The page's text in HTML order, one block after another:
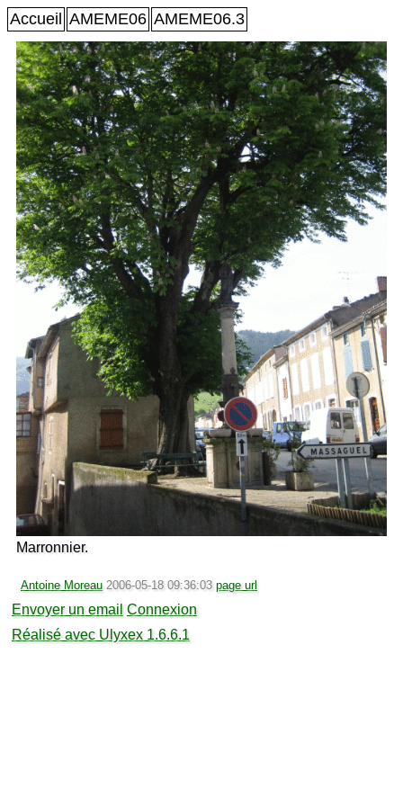
Accueil AMEME06 AMEME06.3
Marronnier.
Antoine Moreau 2006-05-18 09:36:03 page url
Envoyer un email Connexion
Réalisé avec Ulyxex 1.6.6.1